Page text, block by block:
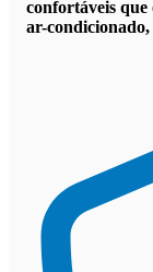
confortáveis que
ar-